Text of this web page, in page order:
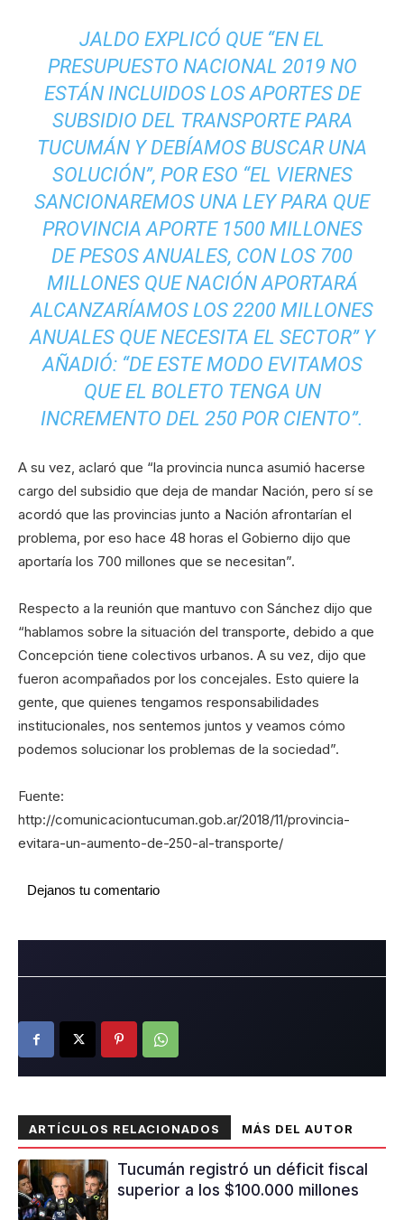
JALDO EXPLICÓ QUE “EN EL
PRESUPUESTO NACIONAL 2019 NO
ESTÁN INCLUIDOS LOS APORTES DE
SUBSIDIO DEL TRANSPORTE PARA
TUCUMÁN Y DEBÍAMOS BUSCAR UNA
SOLUCIÓN”, POR ESO “EL VIERNES
SANCIONAREMOS UNA LEY PARA QUE
PROVINCIA APORTE 1500 MILLONES
DE PESOS ANUALES, CON LOS 700
MILLONES QUE NACIÓN APORTARÁ
ALCANZARÍAMOS LOS 2200 MILLONES
ANUALES QUE NECESITA EL SECTOR” Y
AÑADIÓ: “DE ESTE MODO EVITAMOS
QUE EL BOLETO TENGA UN
INCREMENTO DEL 250 POR CIENTO”.
A su vez, aclaró que “la provincia nunca asumió hacerse
cargo del subsidio que deja de mandar Nación, pero sí se
acordó que las provincias junto a Nación afrontarían el
problema, por eso hace 48 horas el Gobierno dijo que
aportaría los 700 millones que se necesitan”.
Respecto a la reunión que mantuvo con Sánchez dijo que
“hablamos sobre la situación del transporte, debido a que
Concepción tiene colectivos urbanos. A su vez, dijo que
fueron acompañados por los concejales. Esto quiere la
gente, que quienes tengamos responsabilidades
institucionales, nos sentemos juntos y veamos cómo
podemos solucionar los problemas de la sociedad”.
Fuente:
http://comunicaciontucuman.gob.ar/2018/11/provincia-
evitara-un-aumento-de-250-al-transporte/
Dejanos tu comentario
ARTÍCULOS RELACIONADOS MÁS DEL AUTOR
Tucumán registró un déficit fiscal
superior a los $100.000 millones